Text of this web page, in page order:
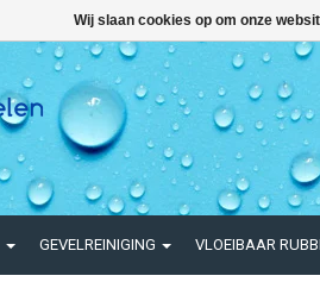
GEVELREINIGING VLOEIBAAR
Wij slaan cookies op om onze